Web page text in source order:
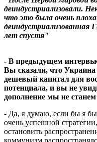
деиндустриализовали.
что это была очень
деиндустриализованная
лет спустя"
- В предыдущем
Вы сказали, что
дешевый капитал для
потенциала, и вы не
дополнение мы не
- Да, я думаю, если бы я
очень успешной
остановить